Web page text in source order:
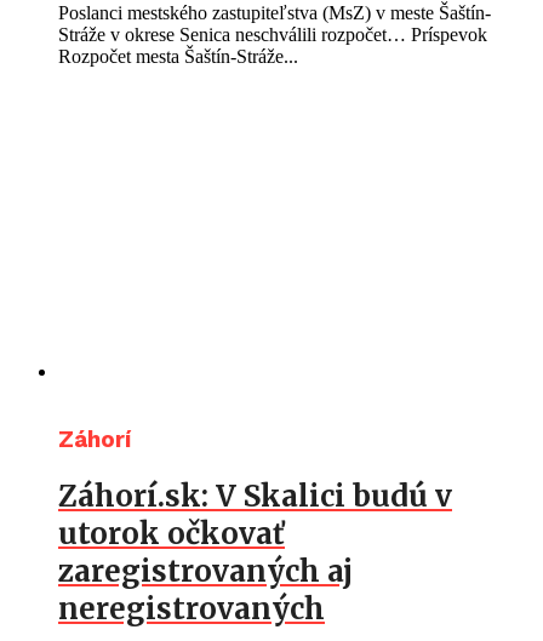
Poslanci mestského zastupiteľstva (MsZ) v meste Šaštín-
Stráže v okrese Senica neschválili rozpočet… Príspevok
Rozpočet mesta Šaštín-Stráže...
Záhorí
Záhorí.sk: V Skalici budú v
utorok očkovať
zaregistrovaných aj
neregistrovaných